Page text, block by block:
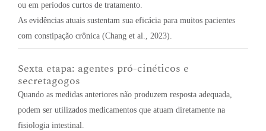
ou em períodos curtos de tratamento.
As evidências atuais sustentam sua eficácia para muitos pacientes
com constipação crônica (Chang et al., 2023).
Sexta etapa: agentes pró-cinéticos e
secretagogos
Quando as medidas anteriores não produzem resposta adequada,
podem ser utilizados medicamentos que atuam diretamente na
fisiologia intestinal.